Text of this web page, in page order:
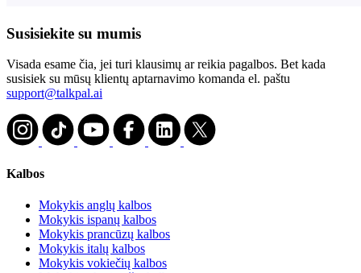
Susisiekite su mumis
Visada esame čia, jei turi klausimų ar reikia pagalbos. Bet kada
susisiek su mūsų klientų aptarnavimo komanda el. paštu
support@talkpal.ai
Kalbos
Mokykis anglų kalbos
Mokykis ispanų kalbos
Mokykis prancūzų kalbos
Mokykis italų kalbos
Mokykis vokiečių kalbos